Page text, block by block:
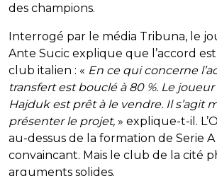
des champions.
Interrogé par le média Tribuna, le
Ante Sucic explique que l’accord
club italien : « En ce qui concerne
transfert est bouclé à 80 %. Le
Hajduk est prêt à le vendre. Il s’agit
présenter le projet, » explique-t-il.
au-dessus de la formation de Serie
convaincant. Mais le club de la cité
arguments solides.